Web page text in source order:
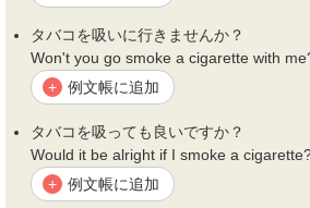
タバコを吸いに行きませんか？
Won't you go smoke a cigarette with
+ 例文帳に追加
タバコを吸っても良いですか？
Would it be alright if I smoke a
+ 例文帳に追加